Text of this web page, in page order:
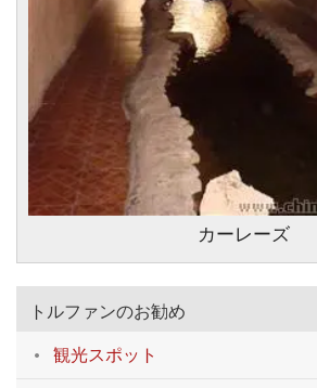
カーレーズ
トルファンのお勧め
観光スポット